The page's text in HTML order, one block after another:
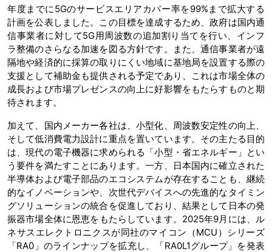
年度までに5Gのサービスエリアカバー率を99%まで拡大する
計画を公表しました。この目標を達成するため、政府は国内通
信事業者に対して5G用周波数の追加割り当てを行い、インフ
ラ整備のさらなる加速を図る方針です。また、通信事業者が遠
隔地や経済的に採算の取りにくい地域に基地局を設置する際の
支援として補助金も提供される予定であり、これは市場全体の
成長および市場プレゼンスの向上に好影響をもたらすものと期
待されます。
加えて、国内メーカー各社は、小型化、周波数安定性の向上、
そして低消費電力設計に重点を置いています。その主たる目的
は、現代の電子機器に求められる「小型・省エネルギー」とい
う要件を満たすことにあります。一方、日本国内に確立された
半導体および電子部品のエコシステムが存在することも、継続
的なイノベーションや、次世代デバイスへの先進的なタイミン
グソリューションの統合を促進しており、結果として日本の発
振器市場全体に恩恵をもたらしています。2025年9月には、ル
ネサスエレクトロニクスが同社のマイコン（MCU）シリーズ
「RA0」のラインナップを拡充し、「RA0L1グループ」を発表